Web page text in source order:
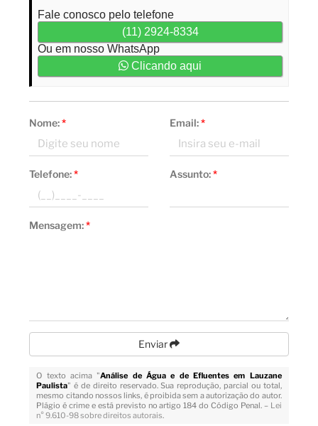
Fale conosco pelo telefone
(11) 2924-8334
Ou em nosso WhatsApp
Clicando aqui
Nome:* Email:*
Telefone:* Assunto:*
Mensagem:*
Enviar
O texto acima "Análise de Água e de Efluentes em Lauzane
Paulista" é de direito reservado. Sua reprodução, parcial ou total,
mesmo citando nossos links, é proibida sem a autorização do autor.
Plágio é crime e está previsto no artigo 184 do Código Penal. – Lei
n° 9.610-98 sobre direitos autorais.